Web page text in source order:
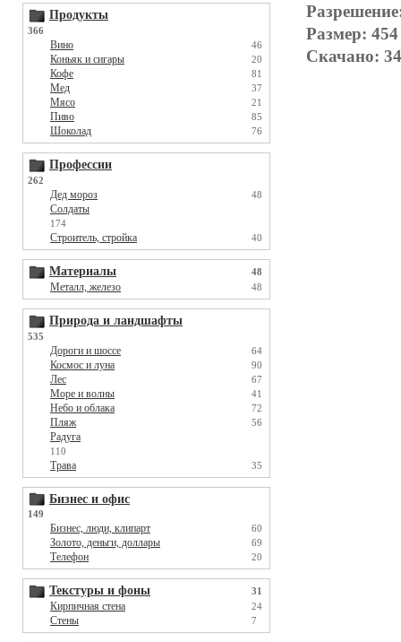
Продукты
366
Вино 46
Коньяк и сигары 20
Кофе 81
Мед 37
Мясо 21
Пиво 85
Шоколад 76
Профессии
262
Дед мороз 48
Солдаты
174
Строитель, стройка 40
Материалы 48
Металл, железо 48
Природа и ландшафты
535
Дороги и шоссе 64
Космос и луна 90
Лес 67
Море и волны 41
Небо и облака 72
Пляж 56
Радуга
110
Трава 35
Бизнес и офис
149
Бизнес, люди, клипарт 60
Золото, деньги, доллары 69
Телефон 20
Текстуры и фоны 31
Кирпичная стена 24
Стены 7
Размер:
Скачано: